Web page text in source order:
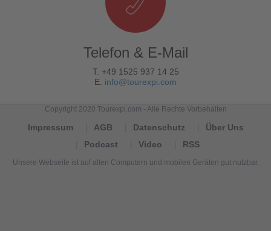
Telefon & E-Mail
T. +49 1525 937 14 25
E. info@tourexpi.com
Copyright 2020 Tourexpi.com - Alle Rechte Vorbehalten
Impressum AGB Datenschutz
Über Uns
Podcast
Video RSS
Unsere Webseite ist auf allen Computern und mobilen Geräten gut nutzbar.